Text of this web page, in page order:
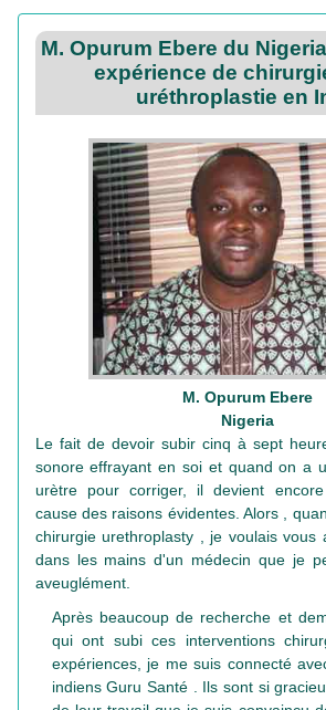
M. Opurum Ebere du
expérience de
uréthroplastie en
M. Opurum Ebere
Nigeria
Le fait de devoir subir cinq à sept
sonore effrayant en soi et quand on a
urètre pour corriger, il devient
cause des raisons évidentes. Alors ,
chirurgie urethroplasty , je voulais vous
dans les mains d'un médecin que je
aveuglément.
Après beaucoup de recherche et
qui ont subi ces interventions
expériences, je me suis connecté
indiens Guru Santé . Ils sont si